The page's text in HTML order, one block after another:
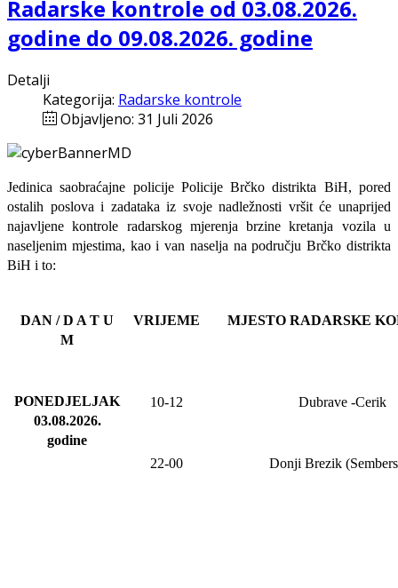
Radarske kontrole od 03.08.2026.
godine do 09.08.2026. godine
Detalji
Kategorija: Radarske kontrole
Objavljeno: 31 Juli 2026
Jedinica saobraćajne policije Policije Brčko distrikta BiH, pored
ostalih poslova i zadataka iz svoje nadležnosti vršit će unaprijed
najavljene kontrole radarskog mjerenja brzine kretanja vozila u
naseljenim mjestima, kao i van naselja na području Brčko distrikta
BiH i to:
DAN / D A T U
M
VRIJEME MJESTO RADARSKE
PONEDJELJAK
03.08.2026.
godine
10-12 Dubrave-Cerik
22-00 Donji Brezik